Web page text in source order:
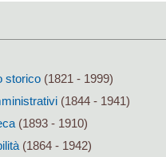
storico(1821 - 1999)
(1844 - 1941)
(1893 - 1910)
(1864 - 1942)